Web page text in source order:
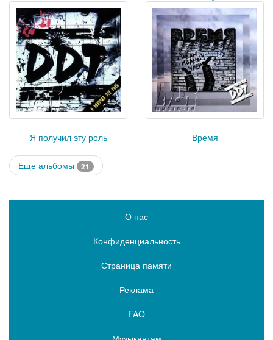
Я получил эту роль Время
Еще альбомы 21
О нас
Конфиденциальность
Страница памяти
Реклама
FAQ